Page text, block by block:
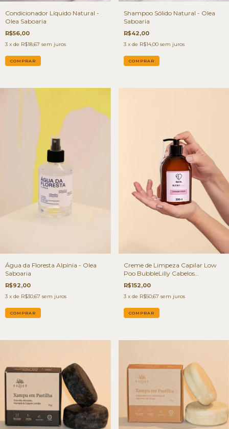
Condicionador Líquido Natural -
Olea Saboaria
R$56,00
3 x de R$18,67 sem juros
Shampoo Sólido Natural - Olea
Saboaria
R$42,00
3 x de R$14,00 sem juros
Água da Floresta Alpínia - Olea
Saboaria
R$92,00
3 x de R$30,67 sem juros
Creme de Limpeza Capilar Low
Poo BubbleLilly Cabelos
Danificados 380ml - Bubble&Co
R$152,00
3 x de R$50,67 sem juros